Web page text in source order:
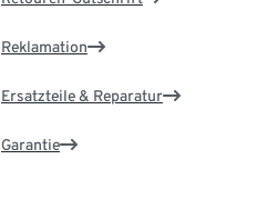
Reklamation
Ersatzteile & Reparatur
Garantie